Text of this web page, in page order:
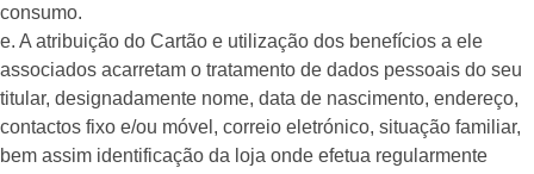
consumo.
e. A atribuição do Cartão e utilização dos benefícios a ele
associados acarretam o tratamento de dados pessoais do seu
titular, designadamente nome, data de nascimento, endereço,
contactos fixo e/ou móvel, correio eletrónico, situação familiar,
bem assim identificação da loja onde efetua regularmente